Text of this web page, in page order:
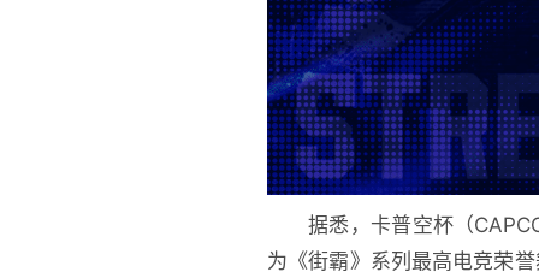
据悉，卡普空杯（
为《街霸》系列最高电竞荣